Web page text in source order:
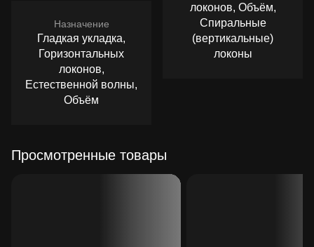
Назначение
Гладкая укладка,
Горизонтальных
локонов,
Естественной волны,
Объём
локонов, Объём,
Спиральные
(вертикальные)
локоны
Просмотренные товары